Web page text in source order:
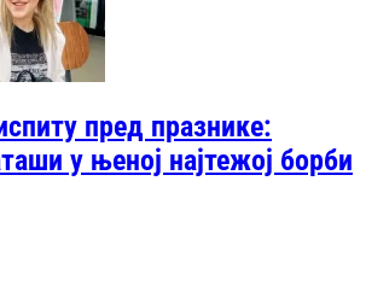
пред празнике:
у њеној најтежој борби